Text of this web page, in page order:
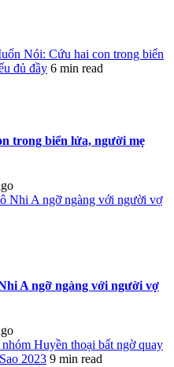
Nói: Cứu hai con trong biển
đủ đầy 6 min read
trong biển lửa, người mẹ
Nhi A ngỡ ngàng với người vợ
A ngỡ ngàng với người vợ
Huyền thoại bất ngờ quay
2023 9 min read